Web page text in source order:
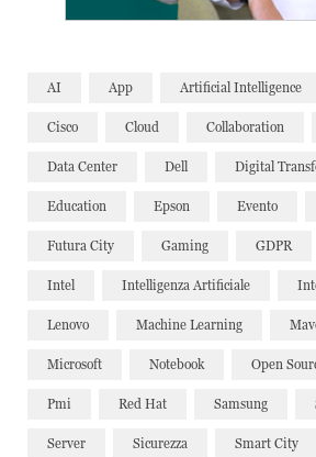
AI App Artificial Intelligence
Cisco Cloud Collaboration
Data Center Dell Digital
Education Epson Evento
Futura City Gaming GDPR
Intel Intelligenza Artificiale
Lenovo Machine Learning
Microsoft Notebook Open
Pmi Red Hat Samsung
Server Sicurezza Smart City